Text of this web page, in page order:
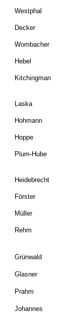
Westphal
Decker
Wombacher
Hebel
Kitchingman
Laska
Hohmann
Hoppe
Plum-Hube
Heidebrecht
Förster
Müller
Rehm
Grünwald
Glasner
Prahm
Johannes